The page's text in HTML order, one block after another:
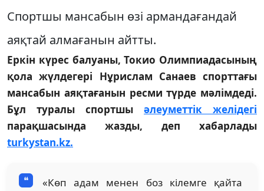
Спортшы мансабын өзі армандағандай
аяқтай алмағанын айтты.
Еркін күрес балуаны, Токио Олимпиадасының
қола жүлдегері Нұрислам Санаев спорттағы
мансабын аяқтағанын ресми түрде мәлімдеді.
Бұл туралы спортшы әлеуметтік желідегі
парақшасында жазды, деп хабарлады
turkystan.kz.
«Көп адам менен боз кілемге қайта